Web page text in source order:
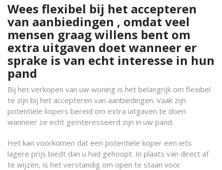
Wees flexibel bij het accepteren
van aanbiedingen , omdat veel
mensen graag willens bent om
extra uitgaven doet wanneer er
sprake is van echt interesse in hun
pand
Bij het verkopen van uw woning is het belangrijk om flexibel
te zijn bij het accepteren van aanbiedingen. Vaak zijn
potentiële kopers bereid om extra uitgaven te doen
wanneer ze echt geïnteresseerd zijn in uw pand.
Het kan voorkomen dat een potentiële koper een iets
lagere prijs biedt dan u had gehoopt. In plaats van direct af
te wijzen, is het verstandig om open te staan voor